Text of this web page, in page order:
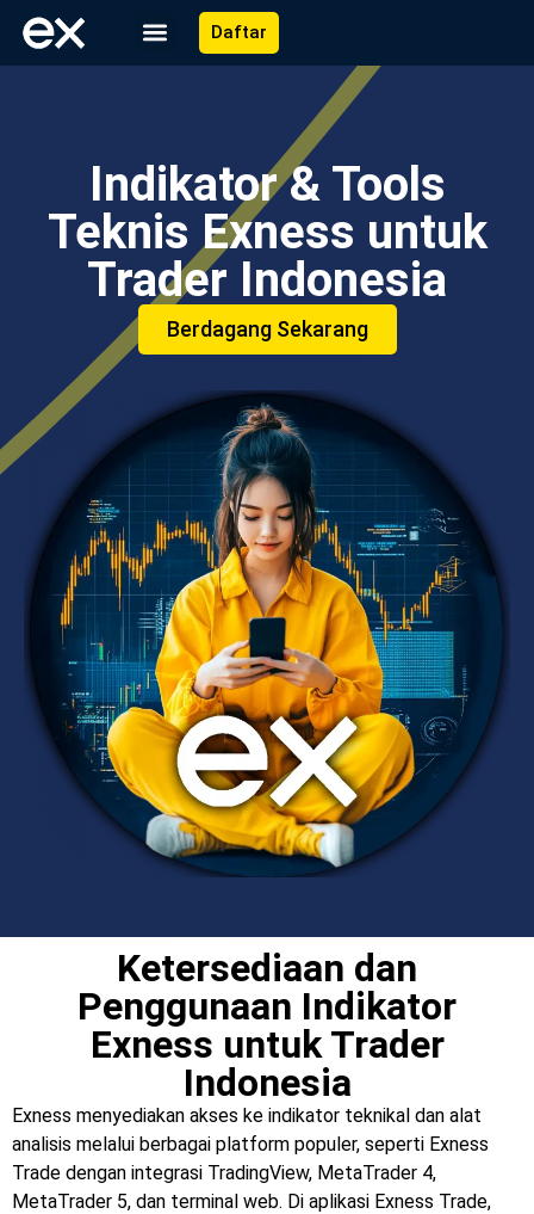
Daftar
Indikator & Tools
Teknis Exness untuk
Trader Indonesia
Berdagang Sekarang
Ketersediaan dan
Penggunaan Indikator
Exness untuk Trader
Indonesia
Exness menyediakan akses ke indikator teknikal dan alat
analisis melalui berbagai platform populer, seperti Exness
Trade dengan integrasi TradingView, MetaTrader 4,
MetaTrader 5, dan terminal web. Di aplikasi Exness Trade,